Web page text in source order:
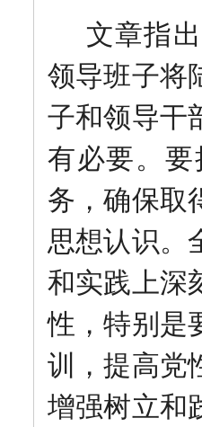
文章指
领导班子将
子和领导干
有必要。
务，确保取
思想认识。
和实践上深
性，特别是
训，提高党
增强树立和